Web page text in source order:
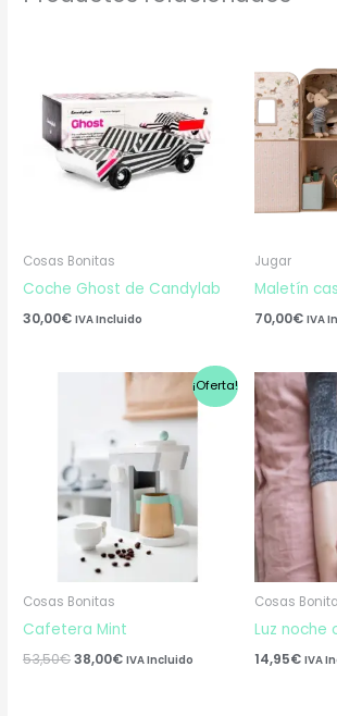
Cosas Bonitas
Coche Ghost de Candylab
30,00€ IVA Incluido
Jugar
Maletín
70,00€ IVA
¡Oferta!
Cosas Bonitas
Cafetera Mint
53,50€
original
53,50€.
38,00€
El
precio
actual
38,00€.
IVA Incluido
Cosas
Luz noche
14,95€ IVA